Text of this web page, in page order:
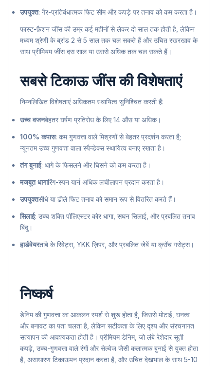
उपयुक्त: गैर-प्रतिबंधात्मक फिट सीम और कपड़े पर तनाव को कम करता है।
फास्ट-फ़ैशन जींस की उम्र कई महीनों से लेकर दो साल तक होती है, लेकिन
मध्यम श्रेणी के ब्रांड 2 से 5 साल तक चल सकते हैं और उचित रखरखाव के
साथ प्रीमियम जींस दस साल या उससे अधिक तक चल सकते हैं।
सबसे टिकाऊ जींस की विशेषताएं
निम्नलिखित विशेषताएं अधिकतम स्थायित्व सुनिश्चित करती हैं:
उच्च वजनबेहतर घर्षण प्रतिरोध के लिए 14 औंस या अधिक।
100% कपास: कम गुणवत्ता वाले मिश्रणों से बेहतर प्रदर्शन करता है;
न्यूनतम उच्च गुणवत्ता वाला स्पैन्डेक्स स्थायित्व बनाए रखता है।
तंग बुनाई: धागे के फिसलने और घिसने को कम करता है।
मजबूत धागारिंग-स्पन यार्न अधिक लचीलापन प्रदान करता है।
उपयुक्तसीधे या ढीले फिट तनाव को समान रूप से वितरित करते हैं।
सिलाई: उच्च शक्ति पॉलिएस्टर कोर धागा, सघन सिलाई, और प्रबलित तनाव
बिंदु।
हार्डवेयरतांबे के रिवेट्स, YKK ज़िपर, और प्रबलित जेबें या क्रॉच गसेट्स।
निष्कर्ष
डेनिम की गुणवत्ता का आकलन स्पर्श से शुरू होता है, जिससे मोटाई, घनत्व
और बनावट का पता चलता है, लेकिन सटीकता के लिए दृश्य और संरचनागत
सत्यापन की आवश्यकता होती है। प्रीमियम डेनिम, जो लंबे रेशेदार सूती
कपड़े, उच्च-गुणवत्ता वाले रंगों और सेल्वेज जैसी कलात्मक बुनाई से युक्त होता
है, असाधारण टिकाऊपन प्रदान करता है, और उचित देखभाल के साथ 5-10